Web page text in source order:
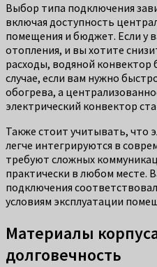
Выбор типа подключения
включая доступность
помещения и бюджет. Если у
отопления, и вы хотите
расходы, водяной
случае, если вам нужно
обогрева, а
электрический конвектор
Также стоит учитывать, что
легче интегрируются в
требуют сложных
практически в любом
подключения
условиям эксплуатации
Материалы
долговечность